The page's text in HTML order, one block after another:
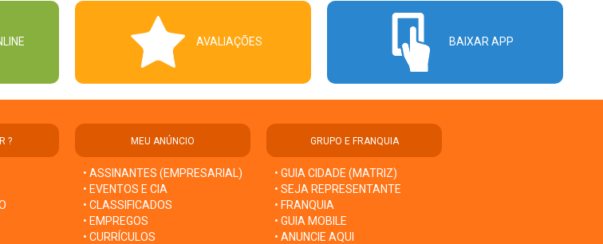
AVALIAÇÕES BAIXAR APP
? MEU ANÚNCIO
• ASSINANTES (EMPRESARIAL)
• EVENTOS E CIA
• CLASSIFICADOS
• EMPREGOS
• CURRÍCULOS
GRUPO E FRANQUIA
• GUIA CIDADE (MATRIZ)
• SEJA REPRESENTANTE
• FRANQUIA
• GUIA MOBILE
• ANUNCIE AQUI